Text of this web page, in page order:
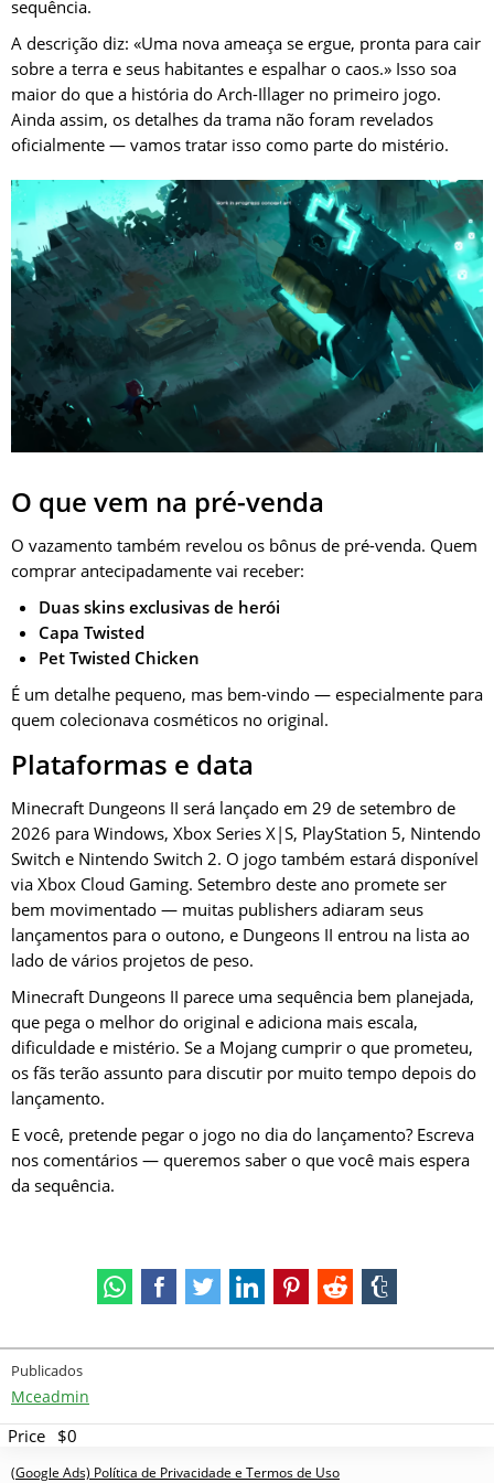
sequência.
A descrição diz: «Uma nova ameaça se ergue, pronta para cair
sobre a terra e seus habitantes e espalhar o caos.» Isso soa
maior do que a história do Arch-Illager no primeiro jogo.
Ainda assim, os detalhes da trama não foram revelados
oficialmente — vamos tratar isso como parte do mistério.
O que vem na pré-venda
O vazamento também revelou os bônus de pré-venda. Quem
comprar antecipadamente vai receber:
Duas skins exclusivas de herói
Capa Twisted
Pet Twisted Chicken
É um detalhe pequeno, mas bem-vindo — especialmente para
quem colecionava cosméticos no original.
Plataformas e data
Minecraft Dungeons II será lançado em 29 de setembro de
2026 para Windows, Xbox Series X|S, PlayStation 5, Nintendo
Switch e Nintendo Switch 2. O jogo também estará disponível
via Xbox Cloud Gaming. Setembro deste ano promete ser
bem movimentado — muitas publishers adiaram seus
lançamentos para o outono, e Dungeons II entrou na lista ao
lado de vários projetos de peso.
Minecraft Dungeons II parece uma sequência bem planejada,
que pega o melhor do original e adiciona mais escala,
dificuldade e mistério. Se a Mojang cumprir o que prometeu,
os fãs terão assunto para discutir por muito tempo depois do
lançamento.
E você, pretende pegar o jogo no dia do lançamento? Escreva
nos comentários — queremos saber o que você mais espera
da sequência.
Publicados
Mceadmin
Price $0
(Google Ads) Política de Privacidade e Termos de Uso